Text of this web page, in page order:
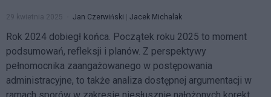
29 kwietnia 2025 Jan Czerwiński | Jacek Michalak
Rok 2024 dobiegł końca. Początek roku 2025 to moment
podsumowań, refleksji i planów. Z perspektywy
pełnomocnika zaangażowanego w postępowania
administracyjne, to także analiza dostępnej argumentacji w
ramach sporów w zakresie niesłusznie nałożonych korekt